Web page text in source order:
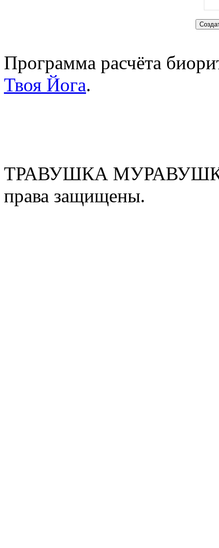
Программа расчёта
Твоя Йога.
ТРАВУШКА
права защищены.